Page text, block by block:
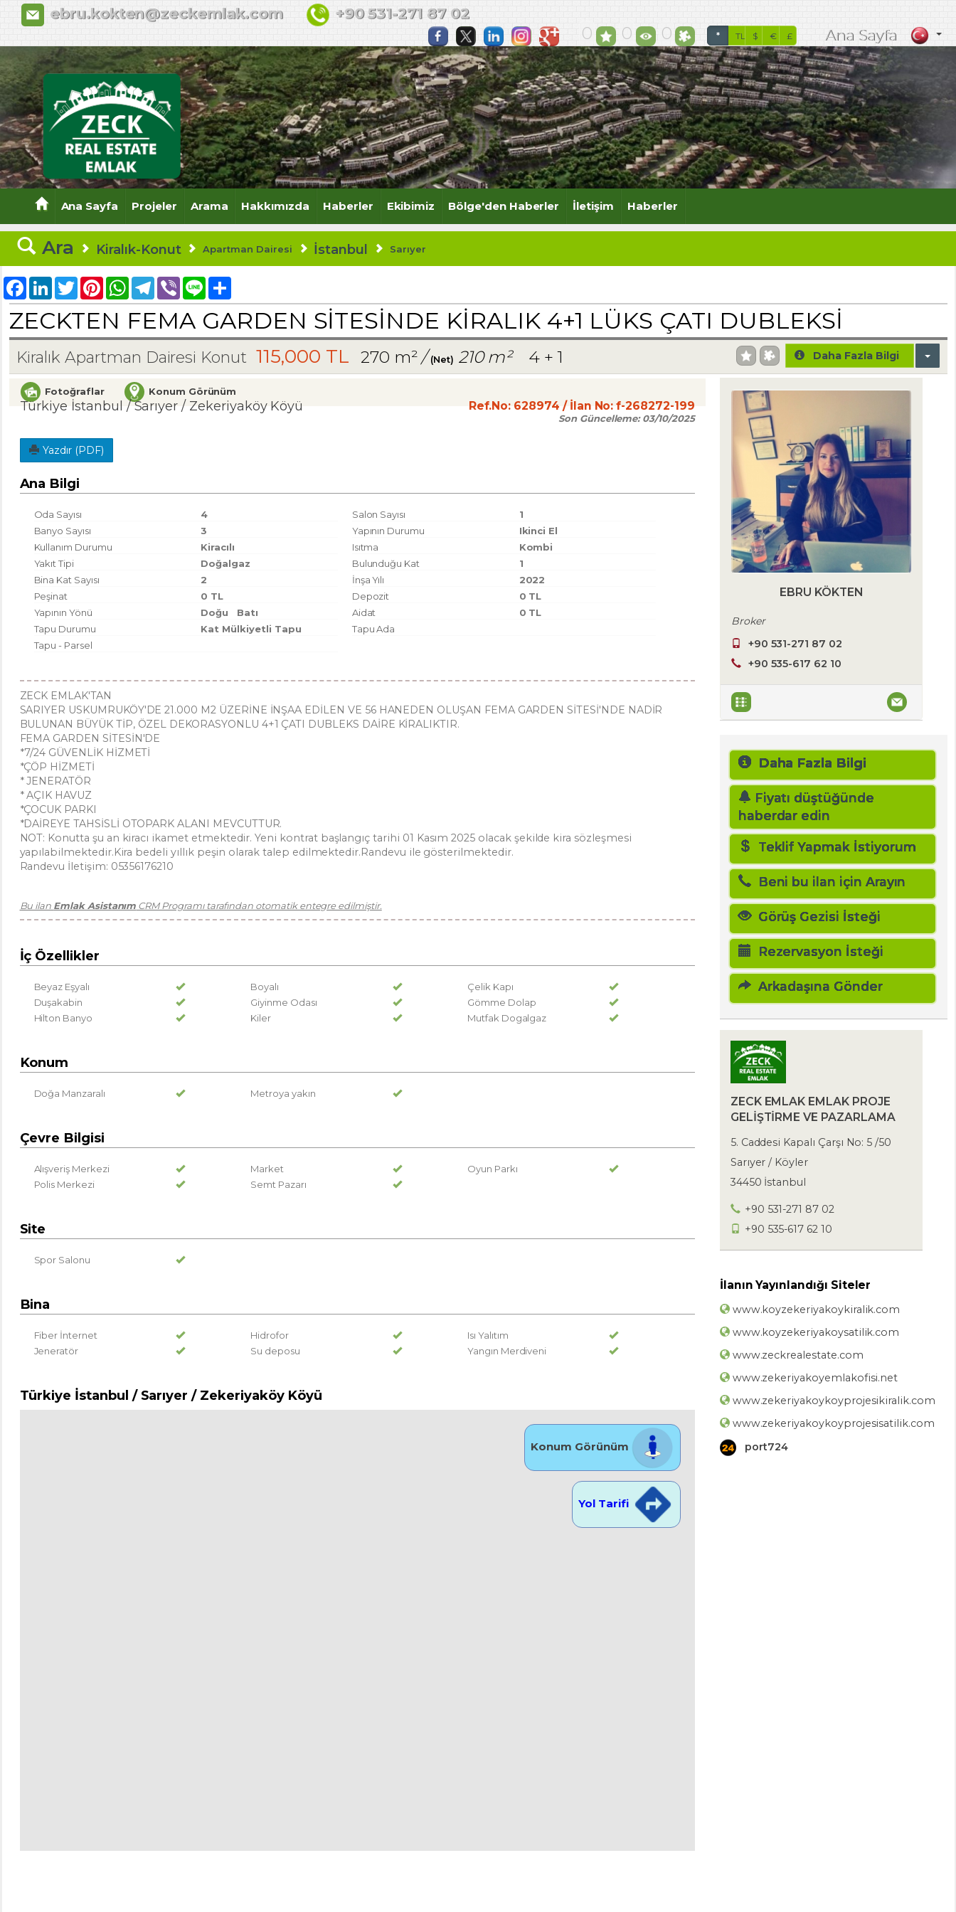
Zeck Emlak Ofisi, Zekeriyaköy Emlak Ofisi, Zekeriyaköy Satılık Villa, Zekeriyaköy Kiralık Villa, Zekeriyaköy Satılık
Arsa, Zekeriyaköy Emlakçılar, Zekeriyaköy Köy Projesi Satılık
ebru.kokten@zeckemlak.com +90 531-271 87 02
0 0 0 * TL $ € £ Ana Sayfa
Ana Sayfa Projeler Arama Hakkımızda Haberler Ekibimiz Bölge'den Haberler İletişim Haberler
Ara Kiralık-Konut Apartman Dairesi İstanbul Sarıyer
Facebook
LinkedInTwitterPinterestWhatsAppTelegram
Viber Line Share
ZECKTEN FEMA GARDEN SİTESİNDE KİRALIK 4+1 LÜKS ÇATI DUBLEKSİ
Kiralık Apartman Dairesi Konut 115,000 TL 270 m²/(Net) 210 m² 4 + 1 Daha Fazla Bilgi
Fotoğraflar Konum Görünüm
Türkiye İstanbul / Sarıyer / Zekeriyaköy Köyü Ref.No: 628974 / İlan No:f-268272-199
Son Güncelleme:03/10/2025
Yazdır (PDF)
Ana Bilgi
Oda Sayısı 4 Salon Sayısı
1
Banyo Sayısı
3 Yapının Durumu
Ikinci El
Kullanım Durumu
Kiracılı Isıtma
Kombi
Yakıt Tipi
Doğalgaz Bulunduğu Kat
1
Bina Kat Sayısı
2 İnşa Yılı
2022
Peşinat
0 TL Depozit
0 TL
Yapının Yönü
Doğu Batı Aidat
0 TL
Tapu Durumu
Kat Mülkiyetli Tapu
Tapu Ada
Tapu - Parsel
ZECK EMLAK'TAN
SARIYER USKUMRUKÖY'DE 21.000 M2 ÜZERİNE İNŞAA EDİLEN VE 56 HANEDEN OLUŞAN FEMA GARDEN SİTESİ'NDE NADİR
BULUNAN BÜYÜK TİP, ÖZEL DEKORASYONLU 4+1 ÇATI DUBLEKS DAİRE KİRALIKTIR.
FEMA GARDEN SİTESİN'DE
*7/24 GÜVENLİK HİZMETİ
*ÇÖP HİZMETİ
* JENERATÖR
* AÇIK HAVUZ
*ÇOCUK PARKI
*DAİREYE TAHSİSLİ OTOPARK ALANI MEVCUTTUR.
NOT: Konutta şu an kiracı ikamet etmektedir. Yeni kontrat başlangıç tarihi 01 Kasım 2025 olacak şekilde kira sözleşmesi
yapılabilmektedir.Kira bedeli yıllık peşin olarak talep edilmektedir.Randevu ile gösterilmektedir.
Randevu İletişim: 05356176210
Bu ilan Emlak Asistanım CRM Programı tarafından otomatik entegre edilmiştir.
İç Özellikler
Beyaz Eşyalı Boyalı
Çelik Kapı
Duşakabin
Giyinme Odası
Gömme Dolap
Hilton Banyo
Kiler Mutfak Dogalgaz
Konum
Doğa Manzaralı Metroya yakın
Çevre Bilgisi
Alışveriş Merkezi Market
Oyun Parkı
Polis Merkezi
Semt Pazarı
Site
Spor Salonu
Bina
Fiber İnternet Hidrofor
Isı Yalıtım
Jeneratör
Su deposu Yangın Merdiveni
Türkiye İstanbul / Sarıyer / Zekeriyaköy Köyü
Konum Görünüm
Yol Tarifi
EBRU KÖKTEN
Broker
+90 531-271 87 02
+90 535-617 62 10
Daha Fazla Bilgi
Fiyatı düştüğünde
haberdar edin
Teklif Yapmak İstiyorum
Beni bu ilan için Arayın
Görüş Gezisi İsteği
Rezervasyon İsteği
Arkadaşına Gönder
ZECK EMLAK EMLAK PROJE
GELİŞTİRME VE PAZARLAMA
5. Caddesi Kapalı Çarşı No: 5 /50
Sarıyer / Köyler
34450 İstanbul
+90 531-271 87 02
+90 535-617 62 10
İlanın Yayınlandığı Siteler
www.koyzekeriyakoykiralik.com
www.koyzekeriyakoysatilik.com
www.zeckrealestate.com
www.zekeriyakoyemlakofisi.net
www.zekeriyakoykoyprojesikiralik.com
www.zekeriyakoykoyprojesisatilik.com
port724